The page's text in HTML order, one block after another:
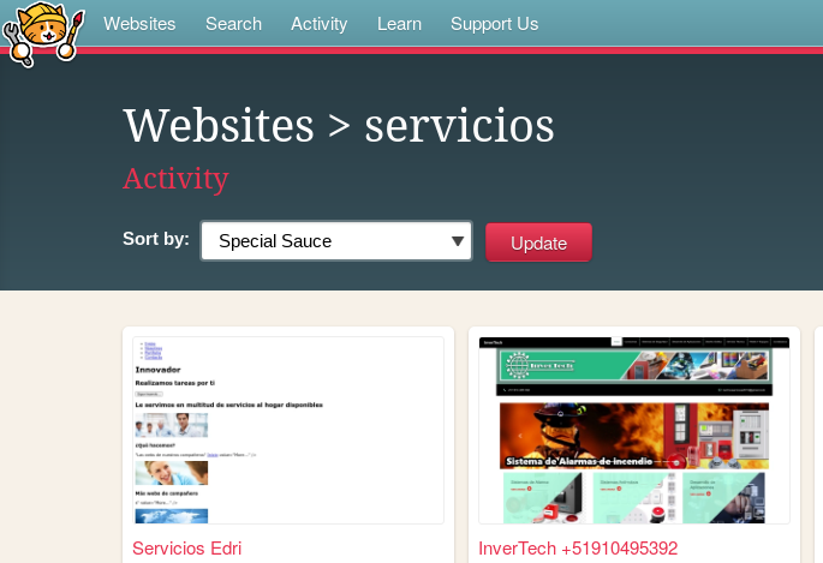
Websites Search Activity Learn Support Us
Websites > servicios
Activity
Sort by:
Servicios Edri InverTech +51910495392